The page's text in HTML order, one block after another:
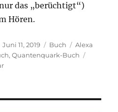
das „berüchtigt“)
Hören.
Veröffentlicht
am
Juni 11, 2019 Kategorien
Buch Schlagwörter
Alexa
,Quantenquark-Buch
zu